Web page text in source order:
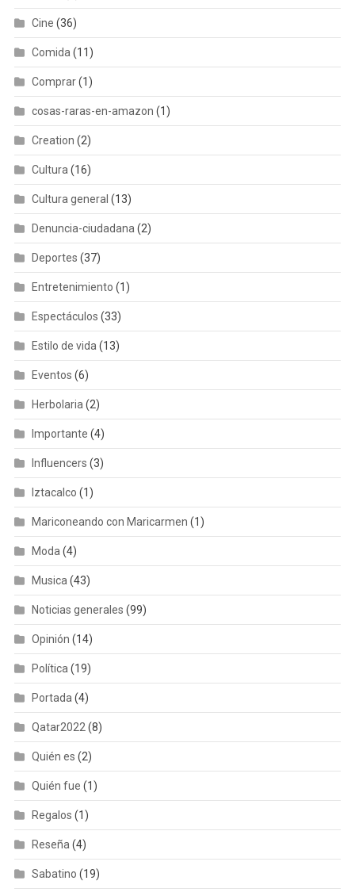
Cine (36)
Comida (11)
Comprar(1)
cosas-raras-en-amazon (1)
Creation (2)
Cultura (16)
Cultura general (13)
Denuncia-ciudadana (2)
Deportes (37)
Entretenimiento (1)
Espectáculos (33)
Estilo de vida (13)
Eventos (6)
Herbolaria (2)
Importante (4)
Influencers (3)
Iztacalco (1)
Mariconeando con Maricarmen (1)
Moda (4)
Musica (43)
Noticias generales (99)
Opinión (14)
Política (19)
Portada (4)
Qatar2022 (8)
Quién es (2)
Quién fue (1)
Regalos (1)
Reseña (4)
Sabatino (19)